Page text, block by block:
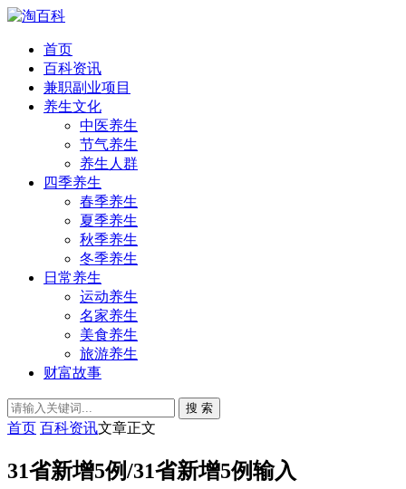
首页
百科资讯
兼职副业项目
养生文化
中医养生
节气养生
养生人群
四季养生
春季养生
夏季养生
秋季养生
冬季养生
日常养生
运动养生
名家养生
美食养生
旅游养生
财富故事
搜 索
首页 百科资讯文章正文
31省新增5例/31省新增5例输入